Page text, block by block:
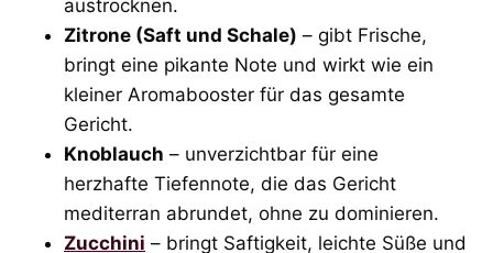
austrocknen.
Zitrone (Saft und Schale) – gibt Frische,
bringt eine pikante Note und wirkt wie ein
kleiner Aromabooster für das gesamte
Gericht.
Knoblauch – unverzichtbar für eine
herzhafte Tiefennote, die das Gericht
mediterran abrundet, ohne zu dominieren.
Zucchini – bringt Saftigkeit, leichte Süße und